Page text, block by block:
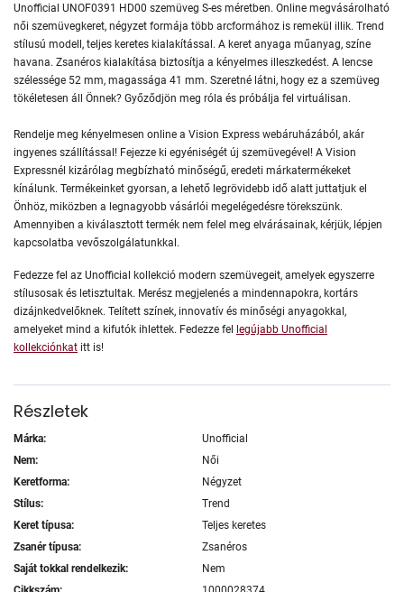
Unofficial UNOF0391 HD00 szemüveg S-es méretben. Online megvásárolható
női szemüvegkeret, négyzet formája több arcformához is remekül illik. Trend
stílusú modell, teljes keretes kialakítással. A keret anyaga műanyag, színe
havana. Zsanéros kialakítása biztosítja a kényelmes illeszkedést. A lencse
szélessége 52 mm, magassága 41 mm. Szeretné látni, hogy ez a szemüveg
tökéletesen áll Önnek? Győződjön meg róla és próbálja fel virtuálisan.
Rendelje meg kényelmesen online a Vision Express webáruházából, akár
ingyenes szállítással! Fejezze ki egyéniségét új szemüvegével! A Vision
Expressnél kizárólag megbízható minőségű, eredeti márkatermékeket
kínálunk. Termékeinket gyorsan, a lehető legrövidebb idő alatt juttatjuk el
Önhöz, miközben a legnagyobb vásárlói megelégedésre törekszünk.
Amennyiben a kiválasztott termék nem felel meg elvárásainak, kérjük, lépjen
kapcsolatba vevőszolgálatunkkal.
Fedezze fel az Unofficial kollekció modern szemüvegeit, amelyek egyszerre
stílusosak és letisztultak. Merész megjelenés a mindennapokra, kortárs
dizájnkedvelőknek. Telített színek, innovatív és minőségi anyagokkal,
amelyeket mind a kifutók ihlettek. Fedezze fel
legújabb Unofficial
kollekciónkat itt is!
Részletek
Márka:
Unofficial
Nem:
Női
Keretforma:
Négyzet
Stílus:
Trend
Keret típusa:
Teljes keretes
Zsanér típusa:
Zsanéros
Saját tokkal rendelkezik:
Nem